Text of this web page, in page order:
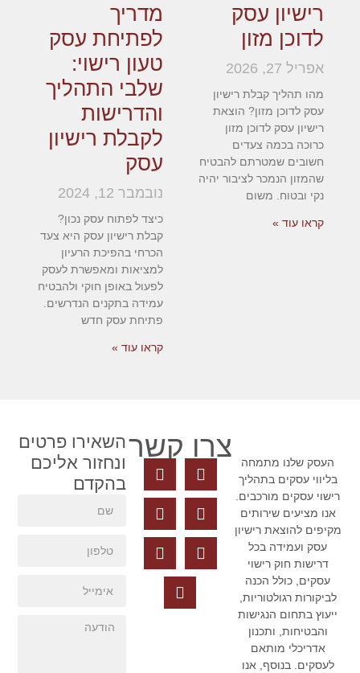
רישיון עסק
לדוכן מזון
אפריל 27, 2026
מהו תהליך קבלת רישיון
עסק לדוכן מזון? הוצאת
רישיון עסק לדוכן מזון
כרוכה בכמה צעדים
חשובים שמטרתם להבטיח
שהמזון הנמכר לציבור יהיה
נקי ובטוח. משום
קראו עוד »
מדריך
לפתיחת עסק
טעון רישוי:
שלבי התהליך
והדרישות
לקבלת רישיון
עסק
נובמבר 12, 2024
כיצד לפתוח עסק נכון?
קבלת רישיון עסק היא צעד
הכרחי בהפיכת הרעיון
למציאות ומאפשרת לעסק
לפעול באופן חוקי ולהבטיח
עמידה בתקנים הנדרשים.
פתיחת עסק חדש
קראו עוד »
העסק שלנו מתמחה
בליווי עסקים בתהליך
רישוי עסקים מורכבים.
אנו מציעים שירותים
להוצאת רישיון
עסק ועמידה בכל
דרישות חוק רישוי
עסקים, כולל הכנה
לביקורות רגולטוריות,
ייעוץ בתחום הנגישות
והבטיחות, ותכנון
אדריכלי מותאם
לעסקים. בנוסף, אנו
צרו קשרהשאירו פרטים
ונחזור אליכם
בהקדם